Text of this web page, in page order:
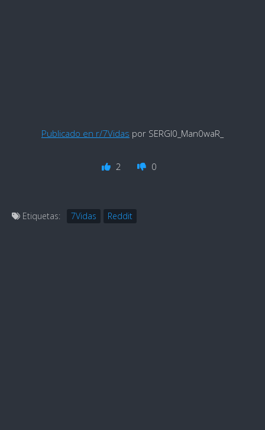
Publicado en r/7Vidas por SERGI0_Man0waR_
2 0
Etiquetas: 7Vidas Reddit